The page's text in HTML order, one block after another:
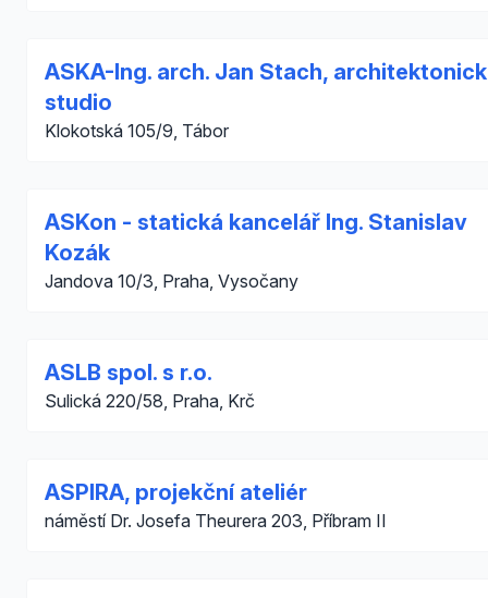
ASKA-Ing. arch. Jan Stach,
studio
Klokotská 105/9, Tábor
ASKon - statická kancelář Ing. Stanislav
Kozák
Jandova 10/3, Praha, Vysočany
ASLB spol. s r.o.
Sulická 220/58, Praha, Krč
ASPIRA, projekční ateliér
náměstí Dr. Josefa Theurera 203, Příbram II